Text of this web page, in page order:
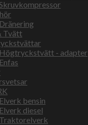
Dränering
Tvätt
Högtryckstvätt - adapter
Enfas
Elverk bensin
Elverk diesel
Traktorelverk